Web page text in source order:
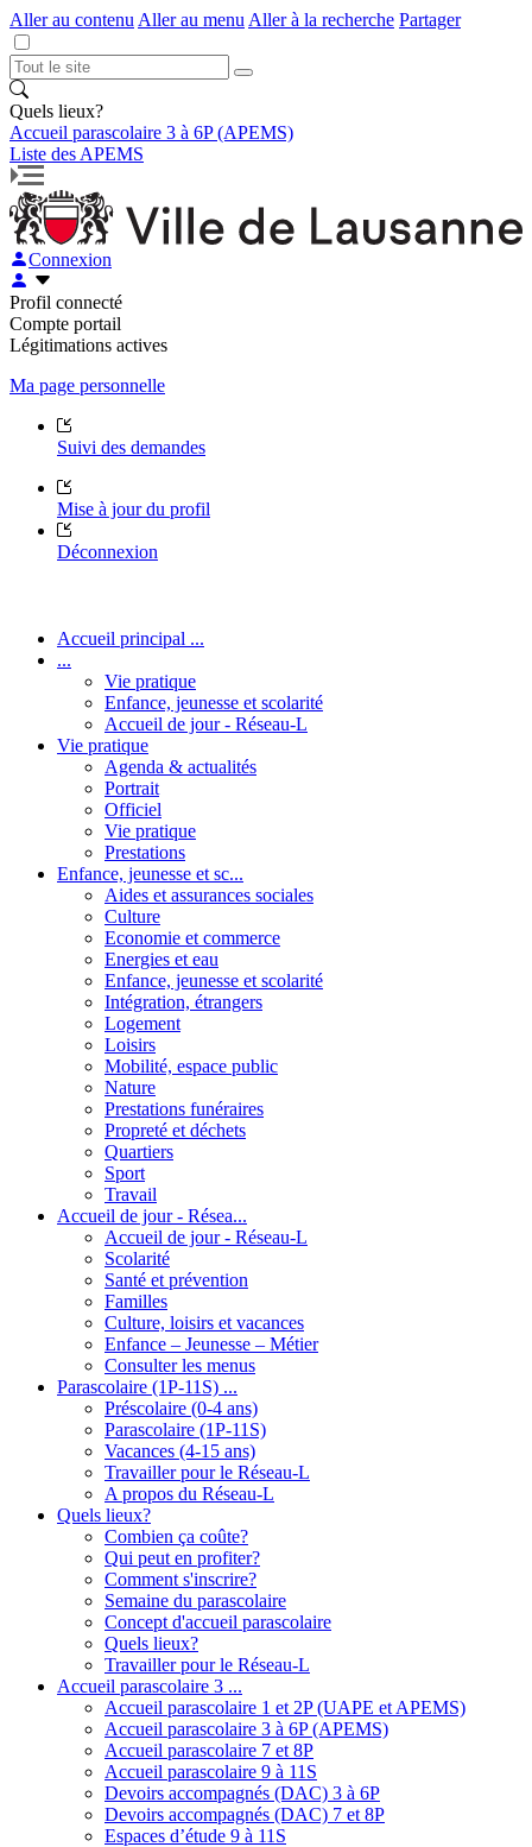
Aller au contenu Aller au menu Aller à la recherche Partager
Quels lieux?
Accueil parascolaire 3 à 6P (APEMS)
Liste des APEMS
Connexion
Profil connecté
Compte portail
Légitimations actives
Ma page personnelle
Suivi des demandes
Mise à jour du profil
Déconnexion
Accueil principal ...
...
Vie pratique
Enfance, jeunesse et scolarité
Accueil de jour - Réseau-L
Vie pratique
Agenda & actualités
Portrait
Officiel
Vie pratique
Prestations
Enfance, jeunesse et sc...
Aides et assurances sociales
Culture
Economie et commerce
Energies et eau
Enfance, jeunesse et scolarité
Intégration, étrangers
Logement
Loisirs
Mobilité, espace public
Nature
Prestations funéraires
Propreté et déchets
Quartiers
Sport
Travail
Accueil de jour - Résea...
Accueil de jour - Réseau-L
Scolarité
Santé et prévention
Familles
Culture, loisirs et vacances
Enfance – Jeunesse – Métier
Consulter les menus
Parascolaire (1P-11S) ...
Préscolaire (0-4 ans)
Parascolaire (1P-11S)
Vacances (4-15 ans)
Travailler pour le Réseau-L
A propos du Réseau-L
Quels lieux?
Combien ça coûte?
Qui peut en profiter?
Comment s'inscrire?
Semaine du parascolaire
Concept d'accueil parascolaire
Quels lieux?
Travailler pour le Réseau-L
Accueil parascolaire 3 ...
Accueil parascolaire 1 et 2P (UAPE et APEMS)
Accueil parascolaire 3 à 6P (APEMS)
Accueil parascolaire 7 et 8P
Accueil parascolaire 9 à 11S
Devoirs accompagnés (DAC) 3 à 6P
Devoirs accompagnés (DAC) 7 et 8P
Espaces d’étude 9 à 11S